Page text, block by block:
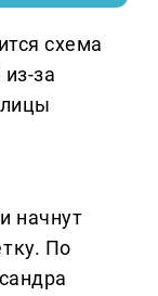
схема
за
начнут
По